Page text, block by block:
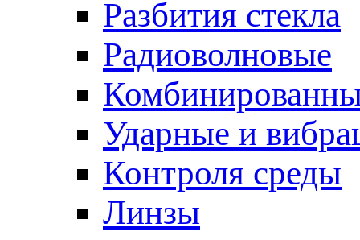
Разбития стекла
Радиоволновые
Ударные и
Контроля среды
Линзы